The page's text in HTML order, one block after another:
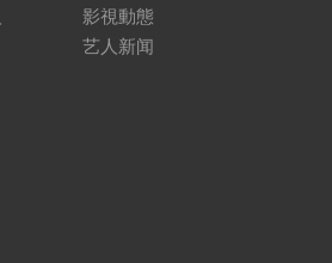
影視動態
艺人新闻